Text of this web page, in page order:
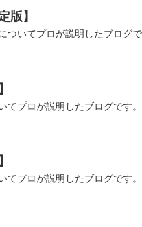
版】
ついてプロが説明したブロ
てプロが説明したブログで
てプロが説明したブログで